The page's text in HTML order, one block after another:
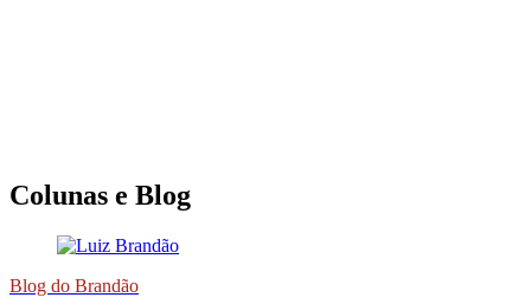
Colunas e Blog
Blog do Brandão